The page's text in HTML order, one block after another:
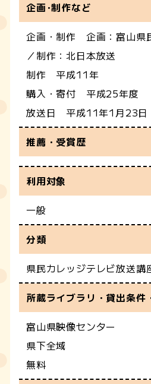
企画･制作など
企画・制作 企画：富山県
／制作：北日本放送
制作 平成11年
購入・寄付 平成25年度
放送日 平成11年1月23日
推薦・受賞歴
利用対象
一般
分類
県民カレッジテレビ放送
所蔵ライブラリ・貸出条件
富山県映像センター
県下全域
無料